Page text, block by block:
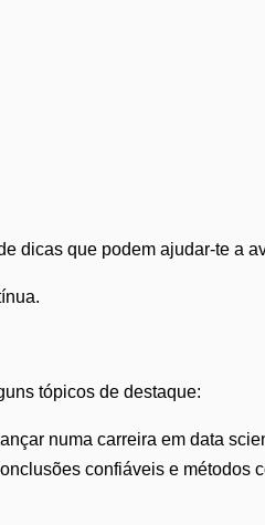
dicas que podem ajudar-te a
tópicos de destaque:
numa carreira em data
confiáveis e métodos